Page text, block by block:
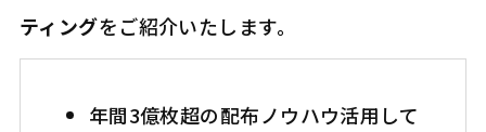
ティングをご紹介いたします。
年間3億枚超の配布ノウハウ活用して